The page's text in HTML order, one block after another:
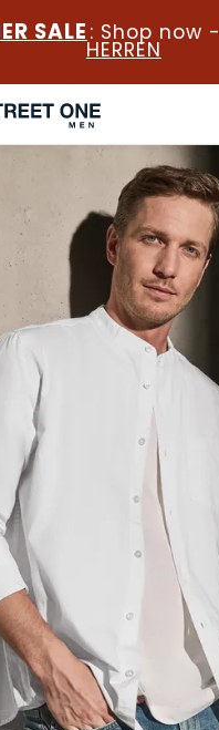
SALE : Shop now -
HERREN